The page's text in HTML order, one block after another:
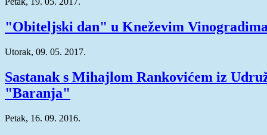
"Obiteljski dan" u Kneževim Vinogradima
Utorak, 09. 05. 2017.
Sastanak s Mihajlom Rankovićem iz
"Baranja"
Petak, 16. 09. 2016.